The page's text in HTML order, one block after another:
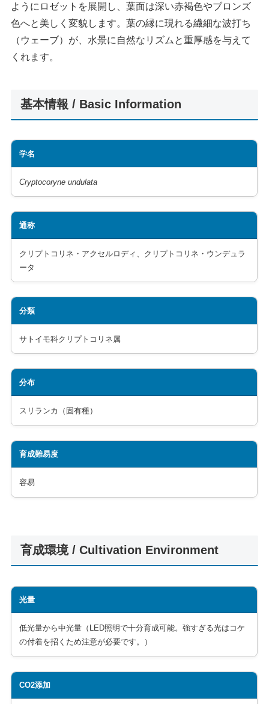
ようにロゼットを展開し、葉面は深い赤褐色やブロンズ
色へと美しく変貌します。葉の縁に現れる繊細な波打ち
（ウェーブ）が、水景に自然なリズムと重厚感を与えて
くれます。
基本情報 / Basic Information
学名
Cryptocoryne undulata
通称
クリプトコリネ・アクセルロディ、クリプトコリネ・ウンデュラ
ータ
分類
サトイモ科クリプトコリネ属
分布
スリランカ（固有種）
育成難易度
容易
育成環境 / Cultivation Environment
光量
低光量から中光量（LED照明で十分育成可能。強すぎる光はコケ
の付着を招くため注意が必要です。）
CO2添加